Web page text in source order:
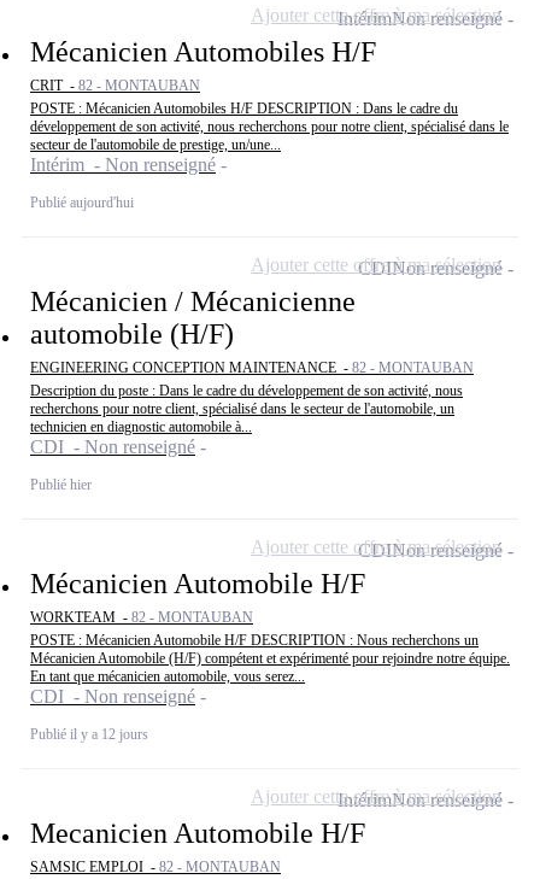
Mécanicien Automobiles H/F
CRIT - 82 - MONTAUBAN
POSTE : Mécanicien Automobiles H/F DESCRIPTION : Dans le cadre du
développement de son activité, nous recherchons pour notre client, spécialisé dans le
secteur de l'automobile de prestige, un/une...
Intérim - Non renseigné
Publié aujourd'hui
IntérimNon renseigné
Ajouter cette offre à ma sélection
Mécanicien / Mécanicienne
automobile (H/F)
ENGINEERING CONCEPTION MAINTENANCE - 82 - MONTAUBAN
Description du poste : Dans le cadre du développement de son activité, nous
recherchons pour notre client, spécialisé dans le secteur de l'automobile, un
technicien en diagnostic automobile à...
CDI - Non renseigné
Publié hier
CDINon renseigné
Ajouter cette offre à ma sélection
Mécanicien Automobile H/F
WORKTEAM - 82 - MONTAUBAN
POSTE : Mécanicien Automobile H/F DESCRIPTION : Nous recherchons un
Mécanicien Automobile (H/F) compétent et expérimenté pour rejoindre notre équipe.
En tant que mécanicien automobile, vous serez...
CDI - Non renseigné
Publié il y a 12 jours
CDINon renseigné
Ajouter cette offre à ma sélection
Mecanicien Automobile H/F
SAMSIC EMPLOI - 82 - MONTAUBAN
IntérimNon renseigné
Ajouter cette offre à ma sélection